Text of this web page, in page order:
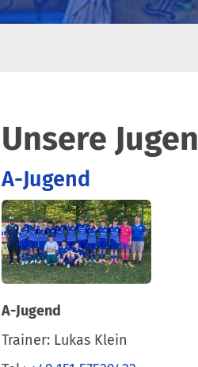
Unsere
A-Jugend
A-Jugend
Trainer: Lukas Klein